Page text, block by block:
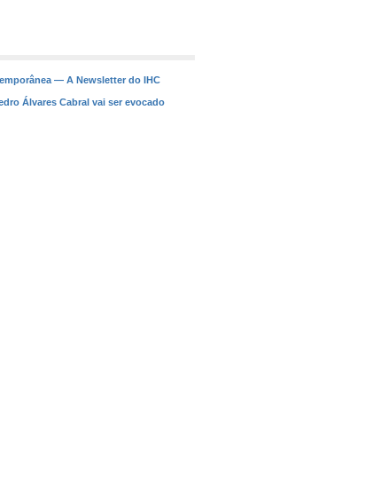
— A Newsletter do IHC
Álvares Cabral vai ser evocado